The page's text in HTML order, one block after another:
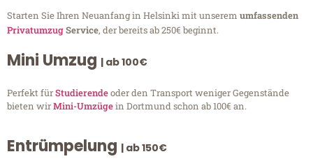
Starten Sie Ihren Neuanfang in Helsinki mit unserem umfassenden
PrivatumzugService, der bereits ab 250€ beginnt.
Mini Umzug | ab 100€
Perfekt fürStudierendeoder den Transport weniger Gegenstände
bieten wirMini-Umzügein Dortmund schon ab 100€ an.
Entrümpelung | ab 150€